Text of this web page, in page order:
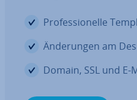
Pro­fes­sio­nel­le
Än­de­run­gen am
Domain, SSL und